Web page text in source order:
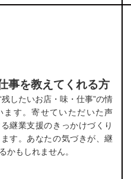
事を教えてくれる方
したいお店・味・仕事”の情
ます。寄せていただいた声
継業支援のきっかけづくり
す。あなたの気づきが、継
かもしれません。